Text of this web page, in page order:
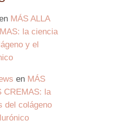
MÁS ALLA
la ciencia
y el
en MÁS
CREMAS: la
del colágeno